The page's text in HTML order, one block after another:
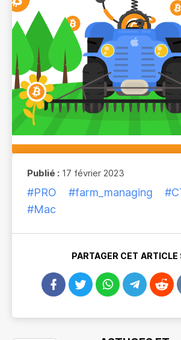
Publié : 17 février 2023
#PRO #farm_managing
#Mac
PARTAGER CET ARTICLE